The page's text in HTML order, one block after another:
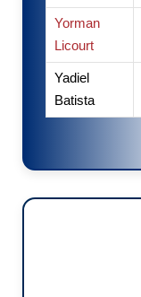
Yorman
Licourt
Yadiel
Batista